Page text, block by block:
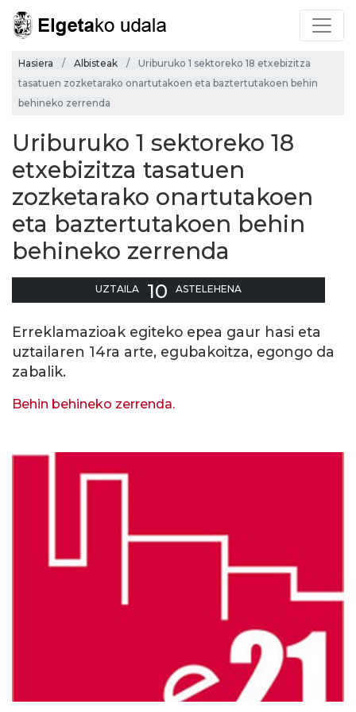
Hasiera Albisteak
Uriburuko 1 sektoreko 18 etxebizitza
tasatuen zozketarako onartutakoen eta baztertutakoen behin
behineko zerrenda
Uriburuko 1 sektoreko 18
etxebizitza tasatuen
zozketarako onartutakoen
eta baztertutakoen behin
behineko zerrenda
UZTAILA 10 ASTELEHENA
Erreklamazioak egiteko epea gaur hasi eta
uztailaren 14ra arte, egubakoitza, egongo da
zabalik.
Behin behineko zerrenda.